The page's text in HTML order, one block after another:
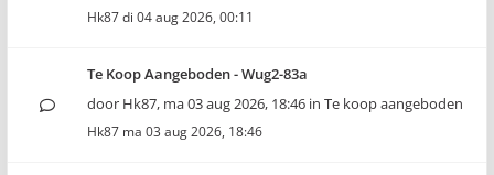
Hk87di 04 aug 2026, 00:11
Te Koop Aangeboden - Wug2-83a
door Hk87, ma 03 aug 2026, 18:46 in Te koop aangeboden
Hk87 ma 03 aug 2026, 18:46